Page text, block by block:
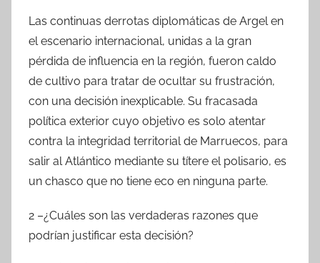
Las continuas derrotas diplomáticas de Argel en
el escenario internacional, unidas a la gran
pérdida de influencia en la región, fueron caldo
de cultivo para tratar de ocultar su frustración,
con una decisión inexplicable. Su fracasada
política exterior cuyo objetivo es solo atentar
contra la integridad territorial de Marruecos, para
salir al Atlántico mediante su títere el polisario, es
un chasco que no tiene eco en ninguna parte.
2 –¿Cuáles son las verdaderas razones que
podrían justificar esta decisión?